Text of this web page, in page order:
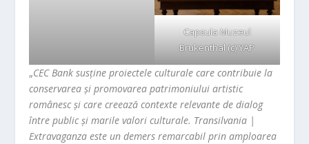
Capsula Muzeul
Brukenthal (c) YAP
„CEC Bank susține proiectele culturale care contribuie la
conservarea și promovarea patrimoniului artistic
românesc și care creează contexte relevante de dialog
între public și marile valori culturale. Transilvania |
Extravaganza este un demers remarcabil prin amploarea